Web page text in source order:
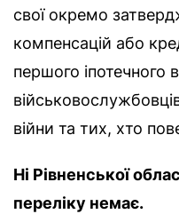
свої окремо
компенсацій або
першого іпотечного
війни та тих, хто
Ні Рівненської
переліку немає.